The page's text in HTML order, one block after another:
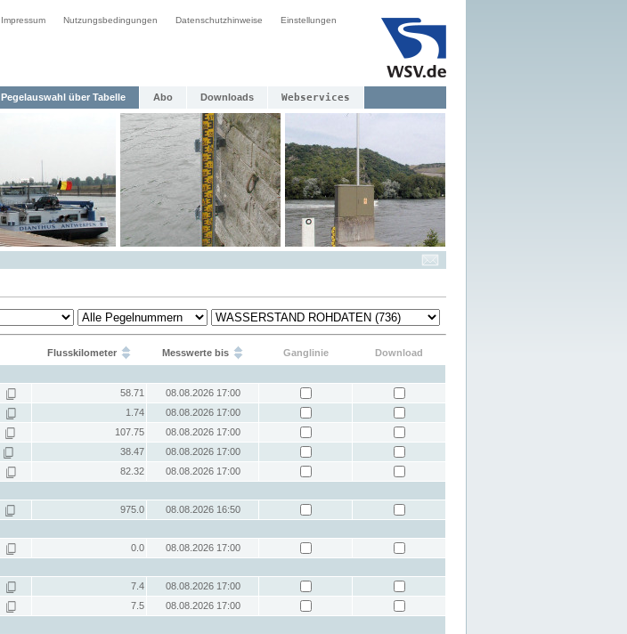
Impressum Nutzungsbedingungen Datenschutzhinweise Einstellungen
Pegelauswahl über Tabelle Abo Downloads Webservices
Flusskilometer Messwerte bis Ganglinie
Download
58.71
08.08.2026 17:00
1.74
08.08.2026 17:00
107.75
08.08.2026 17:00
38.47
08.08.2026 17:00
82.32
08.08.2026 17:00
975.0
08.08.2026 16:50
0.0
08.08.2026 17:00
7.4
08.08.2026 17:00
7.5
08.08.2026 17:00